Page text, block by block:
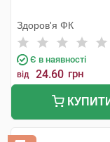
Здоров'я ФК
Є в наявності
від 24.60 грн